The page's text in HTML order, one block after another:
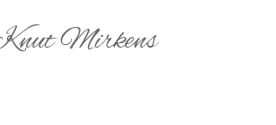
Mirkens